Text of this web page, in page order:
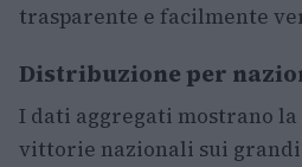
trasparente e facilmente
Distribuzione per
I dati aggregati mostrano
vittorie nazionali sui